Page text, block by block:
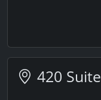
420 Suite